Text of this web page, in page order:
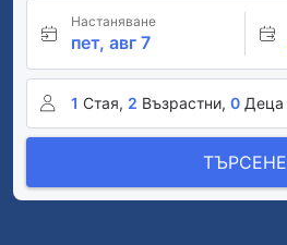
Настаняване
пет, авг 7
1 Стая, 2 Възрастни, 0 Деца
ТЪРСЕНЕ